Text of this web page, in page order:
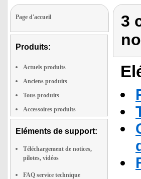
Page d'accueil
Produits:
Actuels produits
Anciens produits
Tous produits
Accessoires produits
Eléments de support:
Téléchargement de notices,
pilotes, vidéos
FAQ service technique
3